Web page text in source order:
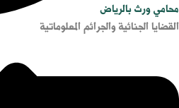
محامي ورث بالرياض
القضايا الجنائية والجرائم المعلوماتية